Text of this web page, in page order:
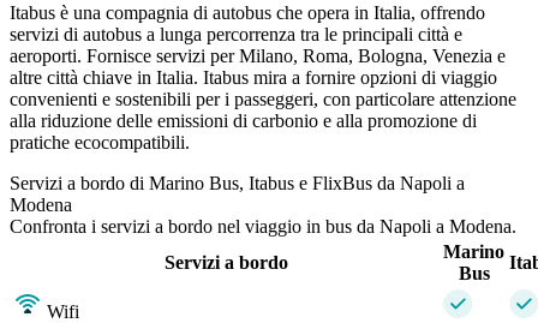
Itabus è una compagnia di autobus che opera in Italia, offrendo
servizi di autobus a lunga percorrenza tra le principali città e
aeroporti. Fornisce servizi per Milano, Roma, Bologna, Venezia e
altre città chiave in Italia. Itabus mira a fornire opzioni di viaggio
convenienti e sostenibili per i passeggeri, con particolare attenzione
alla riduzione delle emissioni di carbonio e alla promozione di
pratiche ecocompatibili.
Servizi a bordo di Marino Bus, Itabus e FlixBus da Napoli a
Modena
Confronta i servizi a bordo nel viaggio in bus da Napoli a Modena.
Servizi a bordo
Marino
Bus
Wifi